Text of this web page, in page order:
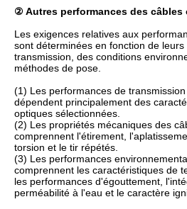
② Autres performances des câbles
Les exigences relatives aux
sont déterminées en fonction de
transmission, des conditions
méthodes de pose.
(1) Les performances de
dépendent principalement des
optiques sélectionnées.
(2) Les propriétés mécaniques des
comprennent l'étirement,
torsion et le tir répétés.
(3) Les performances
comprennent les caractéristiques de
les performances d'égouttement,
perméabilité à l'eau et le caractère